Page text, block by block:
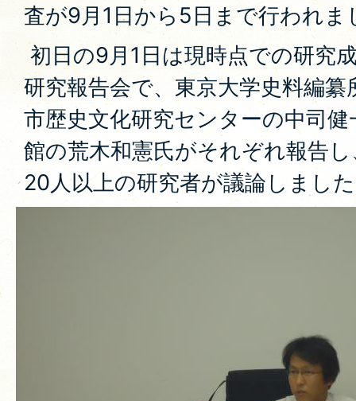
査が9月1日から5日まで行われま
初日の9月1日は現時点での研究
研究報告会で、東京大学史料編
市歴史文化研究センターの中司
館の荒木和憲氏がそれぞれ報告
20人以上の研究者が議論しまし